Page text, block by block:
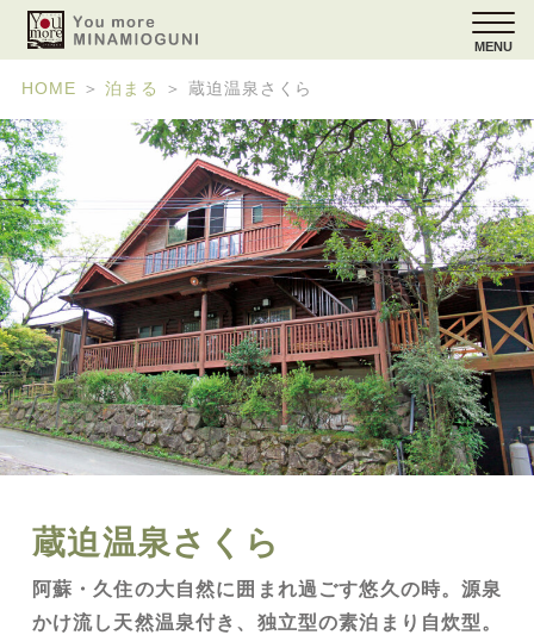
MENU
HOME ＞泊まる ＞ 蔵迫温泉さくら
蔵迫温泉さくら
阿蘇・久住の大自然に囲まれ過ごす悠久の時。源泉
かけ流し天然温泉付き、独立型の素泊まり自炊型。